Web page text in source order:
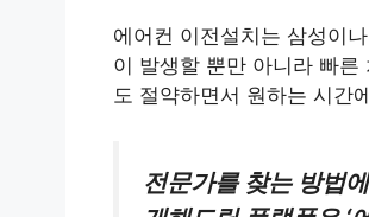
에어컨 이전설치는 삼성이
이 발생할 뿐만 아니라 빠
도 절약하면서 원하는 시간
전문가를 찾는 방법